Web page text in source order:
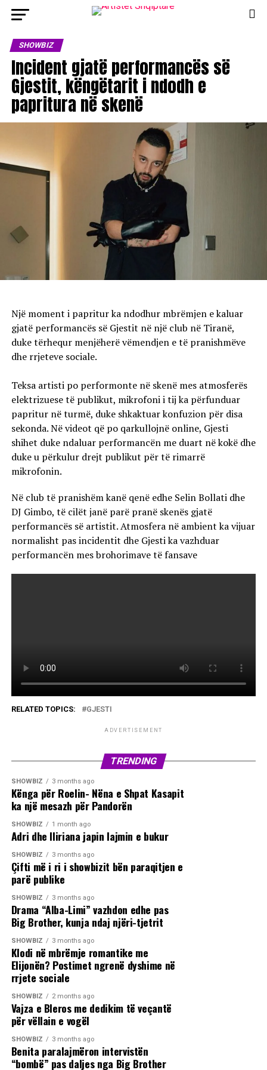
SHOWBIZ
Incident gjatë performancës së
Gjestit, këngëtarit i ndodh e
papritura në skenë
Një moment i papritur ka ndodhur mbrëmjen e kaluar
gjatë performancës së Gjestit në një club në Tiranë,
duke tërhequr menjëherë vëmendjen e të pranishmëve
dhe rrjeteve sociale.
Teksa artisti po performonte në skenë mes atmosferës
elektrizuese të publikut, mikrofoni i tij ka përfunduar
papritur në turmë, duke shkaktuar konfuzion për disa
sekonda. Në videot që po qarkullojnë online, Gjesti
shihet duke ndaluar performancën me duart në kokë dhe
duke u përkulur drejt publikut për të rimarrë
mikrofonin.
Në club të pranishëm kanë qenë edhe Selin Bollati dhe
DJ Gimbo, të cilët janë parë pranë skenës gjatë
performancës së artistit. Atmosfera në ambient ka vijuar
normalisht pas incidentit dhe Gjesti ka vazhduar
performancën mes brohorimave të fansave
RELATED TOPICS: GJESTI
ADVERTISEMENT
TRENDING
SHOWBIZ 3 months ago
Kënga për Roelin- Nëna e Shpat Kasapit
ka një mesazh për Pandorën
SHOWBIZ 1 month ago
Adri dhe Iliriana japin lajmin e bukur
SHOWBIZ 3 months ago
Çifti më i ri i showbizit bën paraqitjen e
parë publike
SHOWBIZ 3 months ago
Drama “Alba-Limi” vazhdon edhe pas
Big Brother, kunja ndaj njëri-tjetrit
SHOWBIZ 3 months ago
Klodi në mbrëmje romantike me
Elijonën? Postimet ngrenë dyshime në
rrjete sociale
SHOWBIZ 2 months ago
Vajza e Bleros me dedikim të veçantë
për vëllain e vogël
SHOWBIZ 3 months ago
Benita paralajmëron intervistën
“bombë” pas daljes nga Big Brother